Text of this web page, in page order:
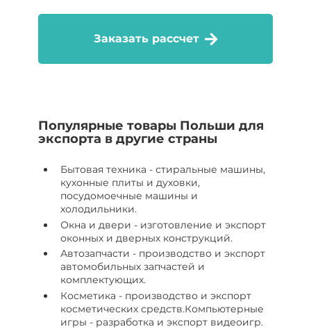
Заказать рассчет
Популярные товары Польши для
экспорта в другие страны
Бытовая техника - стиральные машины,
кухонные плиты и духовки,
посудомоечные машины и
холодильники.
Окна и двери - изготовление и экспорт
оконных и дверных конструкций.
Автозапчасти - производство и экспорт
автомобильных запчастей и
комплектующих.
Косметика - производство и экспорт
косметических средств.Компьютерные
игры - разработка и экспорт видеоигр.